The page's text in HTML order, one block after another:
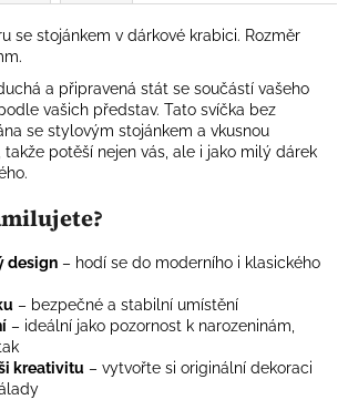
se stojánkem v dárkové krabici. Rozměr
a připravená stát se součástí vašeho
vašich představ. Tato svíčka bez
se stylovým stojánkem a vkusnou
takže potěší nejen vás, ale i jako milý dárek
design – hodí se do moderního i klasického
– bezpečné a stabilní umístění
– ideální jako pozornost k narozeninám,
kreativitu – vytvořte si originální dekoraci